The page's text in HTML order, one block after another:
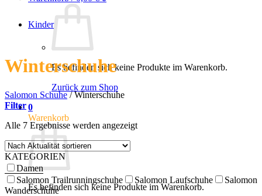
Es befinden sich keine Produkte im Warenkorb.
Zurück zum Shop
0
Warenkorb
Es befinden sich keine Produkte im Warenkorb.
Kinder
Winterschuhe
Salomon Schuhe /Winterschuhe
Filter
Alle 7 Ergebnisse werden angezeigtNach
KATEGORIEN
Damen
Salomon Trailrunningschuhe
Salomon Laufschuhe
Salomon
Wanderschuhe